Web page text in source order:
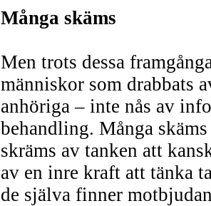
Många skäms
Men trots dessa
människor som drabbats
anhöriga – inte nås av
behandling. Många
skräms av tanken att
av en inre kraft att tänka
de själva finner